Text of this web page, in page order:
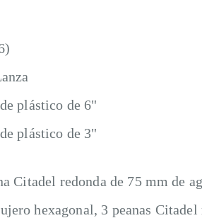
plástico de 6"
plástico de 3"
Citadel redonda de 75 mm de
hexagonal, 3 peanas